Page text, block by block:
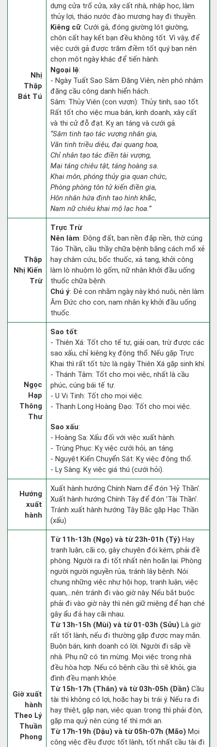
Nhị
Thập
Bát Tú
dựng cửa trổ cửa, xây cất nhà, nhập học, làm
thủy lợi, tháo nước đào mương hay đi thuyền.
Kiêng cữ: Cưới gả, đóng giường lót giường,
chôn cất hay kết bạn đều không tốt. Vì vậy, để
việc cưới gả được trăm điềm tốt quý bạn nên
chọn một ngày khác để tiến hành.
Ngoại lệ:
- Ngày Tuất Sao Sâm Đăng Viên, nên phó nhậm
đặng cầu công danh hiển hách.
Sâm: Thủy Viên (con vượn): Thủy tinh, sao tốt.
Rất tốt cho việc mua bán, kinh doanh, xây cất
và thi cử đỗ đạt. Kỵ an táng và cưới gả.
“Sâm tinh tạo tác vượng nhân gia,
Văn tinh triều diệu, đại quang hoa,
Chỉ nhân tạo tác điền tài vượng,
Mai táng chiêu tật, táng hoàng sa.
Khai môn, phóng thủy gia quan chức,
Phòng phòng tôn tử kiến điền gia,
Hôn nhân hứa định tao hình khắc,
Nam nữ chiêu khai mộ lạc hoa.”
Thập
Nhị Kiến
Trừ
Trực Trừ
Nên làm: Động đất, ban nền đắp nền, thờ cúng
Táo Thần, cầu thầy chữa bệnh bằng cách mổ xẻ
hay châm cứu, bốc thuốc, xả tang, khởi công
làm lò nhuộm lò gốm, nữ nhân khởi đầu uống
thuốc chữa bệnh.
Chú ý: Đẻ con nhằm ngày này khó nuôi, nên làm
Âm Đức cho con, nam nhân kỵ khởi đầu uống
thuốc.
Ngọc
Hạp
Thông
Thư
Sao tốt:
- Thiên Xá: Tốt cho tế tự, giải oan, trừ được các
sao xấu, chỉ kiêng kỵ động thổ. Nếu gặp Trực
Khai thì rất tốt tức là ngày Thiên Xá gặp sinh khí.
- Thánh Tâm: Tốt cho mọi việc, nhất là cầu
phúc, cúng bái tế tự.
- U Vi Tinh: Tốt cho mọi việc.
- Thanh Long Hoàng Đạo: Tốt cho mọi việc.
Sao xấu:
- Hoàng Sa: Xấu đối với việc xuất hành.
- Trùng Phục: Kỵ việc cưới hỏi, an táng.
- Nguyệt Kiến Chuyển Sát: Kỵ việc động thổ.
- Ly Sàng: Kỵ việc giá thú (cưới hỏi).
Hướng
xuất
hành
Xuất hành hướng Chính Nam để đón 'Hỷ Thần'.
Xuất hành hướng Chính Tây để đón 'Tài Thần'.
Tránh xuất hành hướng Tây Bắc gặp Hạc Thần
(xấu)
Giờ xuất
hành
Theo Lý
Thuần
Phong
Từ 11h-13h (Ngọ) và từ 23h-01h (Tý) Hay
tranh luận, cãi cọ, gây chuyện đói kém, phải đề
phòng. Người ra đi tốt nhất nên hoãn lại. Phòng
người người nguyền rủa, tránh lây bệnh. Nói
chung những việc như hội họp, tranh luận, việc
quan,…nên tránh đi vào giờ này. Nếu bắt buộc
phải đi vào giờ này thì nên giữ miệng để hạn ché
gây ẩu đả hay cãi nhau.
Từ 13h-15h (Mùi) và từ 01-03h (Sửu) Là giờ
rất tốt lành, nếu đi thường gặp được may mắn.
Buôn bán, kinh doanh có lời. Người đi sắp về
nhà. Phụ nữ có tin mừng. Mọi việc trong nhà
đều hòa hợp. Nếu có bệnh cầu thì sẽ khỏi, gia
đình đều mạnh khỏe.
Từ 15h-17h (Thân) và từ 03h-05h (Dần) Cầu
tài thì không có lợi, hoặc hay bị trái ý. Nếu ra đi
hay thiệt, gặp nạn, việc quan trọng thì phải đòn,
gặp ma quỷ nên cúng tế thì mới an.
Từ 17h-19h (Dậu) và từ 05h-07h (Mão) Mọi
công việc đều được tốt lành, tốt nhất cầu tài đi